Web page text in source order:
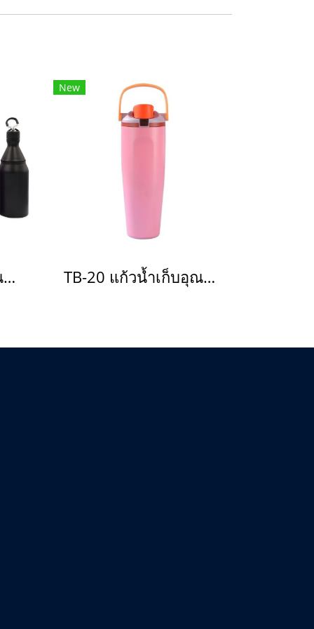
TB-20 แก้วน้ำเก็บอุณหภูมิ(copy)(copy)(copy)(copy)(copy)(copy)(copy)
New
TB-20 แก้วน้ำเก็บอุณหภูมิ(copy)(copy)(copy)(copy)(copy)